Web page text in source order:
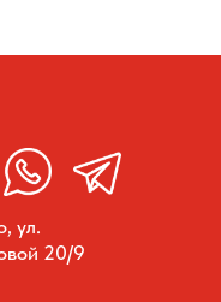
ул.
20/9